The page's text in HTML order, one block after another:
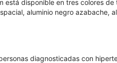
está disponible en tres colores
aluminio negro azabache,
diagnosticadas con